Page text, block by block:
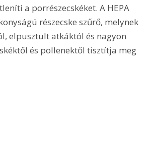
a porrészecskéket. A HEPA
részecske szűrő, melynek
elpusztult atkáktól és nagyon
és pollenektől tisztítja meg